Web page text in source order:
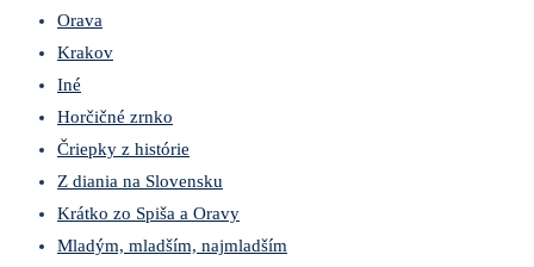
Orava
Krakov
Iné
Horčičné zrnko
Čriepky z histórie
Z diania na Slovensku
Krátko zo Spiša a Oravy
Mladým, mladším, najmladším